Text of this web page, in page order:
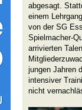
abgesagt.
einem
von der SG
Spielmacher-
arrivierten
jungen Jahren
intensiver
nicht